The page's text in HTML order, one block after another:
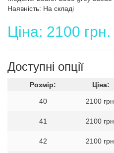
Наявність: На складі
Ціна: 2100 грн.
Доступні опції
Розмір: Ціна:
40 2100 грн.
41 2100 грн.
42 2100 грн.